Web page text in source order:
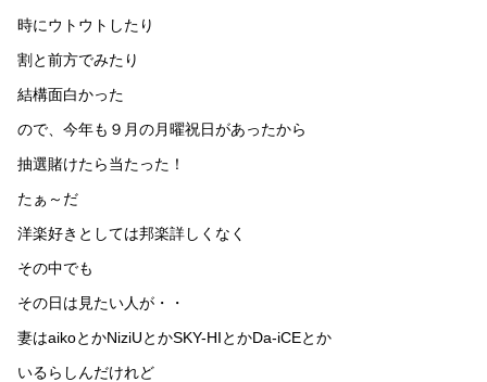
時にウトウトしたり
割と前方でみたり
結構面白かった
ので、今年も９月の月曜祝日があったから
抽選賭けたら当たった！
たぁ～だ
洋楽好きとしては邦楽詳しくなく
その中でも
その日は見たい人が・・
妻はaikoとかNiziUとかSKY-HIとかDa-iCEとか
いるらしんだけれど